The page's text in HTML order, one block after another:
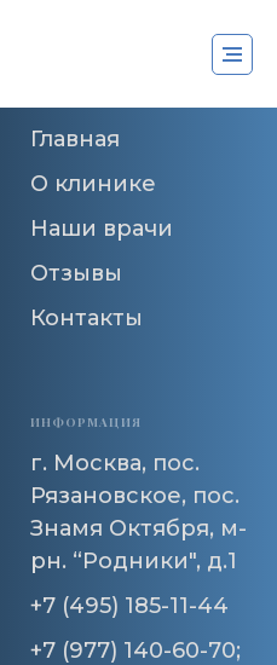
Главная
О клинике
Наши врачи
Отзывы
Контакты
ИНФОРМАЦИЯ
г. Москва, пос.
Рязановское, пос.
Знамя Октября, м-
рн. “Родники", д.1
+7 (495) 185-11-44
+7 (977) 140-60-70;